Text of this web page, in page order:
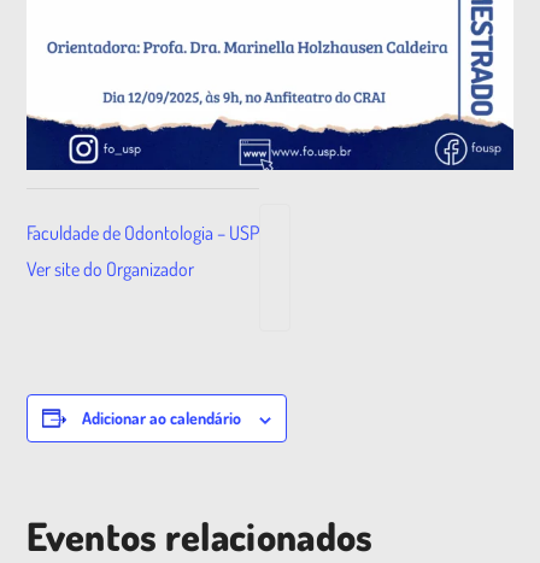
Faculdade de Odontologia – USP
Ver site do Organizador
Adicionar ao calendário
Eventos relacionados